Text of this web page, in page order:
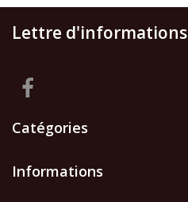
Lettre d'informations
Catégories
Informations